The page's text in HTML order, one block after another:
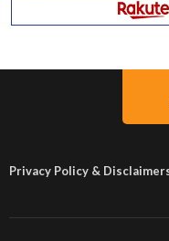
Privacy Policy &